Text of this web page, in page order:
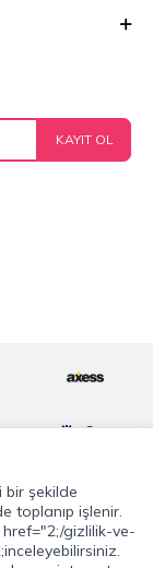
KAYIT OL
bir şekilde
toplanıp işlenir.
gizlilik-ve-